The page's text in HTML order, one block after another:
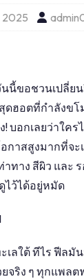
2025
นนี้ขอชวนเปลี่ย
ดฮอตที่กำลังขโ
! บอกเลยว่าใค
อกาสสูงมากที่จ
าทาง สีผิว และ
ไว้ได้อยู่หมัด
เลใต้ ทีไร ฟีลมั
ยจริง ๆ ทุกแพล